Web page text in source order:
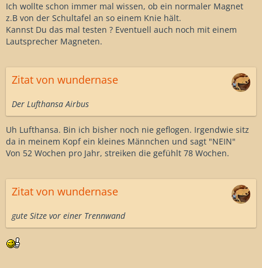
Ich wollte schon immer mal wissen, ob ein normaler Magnet
z.B von der Schultafel an so einem Knie hält.
Kannst Du das mal testen ? Eventuell auch noch mit einem
Lautsprecher Magneten.
Zitat von wundernase
Der Lufthansa Airbus
Uh Lufthansa. Bin ich bisher noch nie geflogen. Irgendwie sitz
da in meinem Kopf ein kleines Männchen und sagt "NEIN"
Von 52 Wochen pro Jahr, streiken die gefühlt 78 Wochen.
Zitat von wundernase
gute Sitze vor einer Trennwand